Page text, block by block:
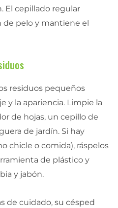
El cepillado regular
pelo y mantiene el
residuos pequeños
y la apariencia. Limpie la
de hojas, un cepillo de
de jardín. Si hay
chicle o comida), ráspelos
de plástico y
y jabón.
de cuidado, su césped